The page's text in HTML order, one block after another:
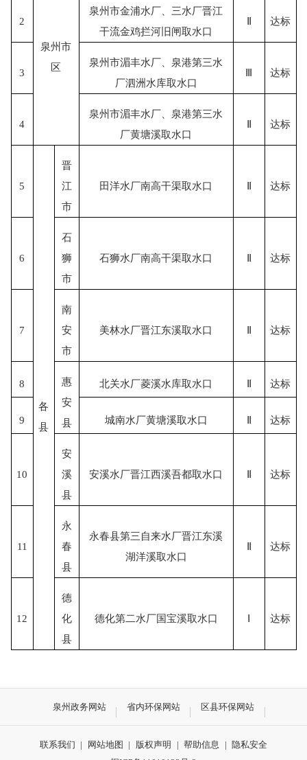
泉州市
区
2
泉州市金浦水厂、三水厂晋江
干流金鸡拦河旧闸取水口
Ⅱ 达标
3
泉州市湄丰水厂、泉港第三水
厂泗洲水库取水口
Ⅲ 达标
4
泉州市湄丰水厂、泉港第三水
厂黄塘溪取水口
Ⅱ 达标
5
各
县
晋
江
市
田洋水厂南高干渠取水口 Ⅱ 达标
6
石
狮
市
石狮水厂南高干渠取水口 Ⅱ 达标
7
南
安
市
美林水厂晋江东溪取水口 Ⅱ 达标
8
惠
安
县
北关水厂菱溪水库取水口 Ⅱ 达标
9 城南水厂黄塘溪取水口 Ⅱ 达标
10
安
溪
县
安溪水厂晋江西溪吾都取水口 Ⅱ 达标
11
永
春
县
永春县第三自来水厂晋江东溪
湖洋溪取水口
Ⅱ 达标
12
德
化
县
德化第二水厂国宝溪取水口 Ⅰ 达标
泉州政务网站 省内环保网站 区县环保网站
联系我们 | 网站地图 | 版权声明 | 帮助信息 | 隐私安全